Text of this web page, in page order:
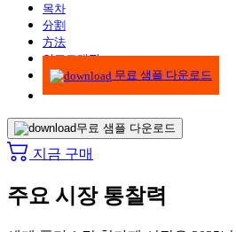
목차
分割
方法
인포그래픽
무료 샘플 다운로드
무료 샘플 다운로드
지금 구매
주요 시장 통찰력